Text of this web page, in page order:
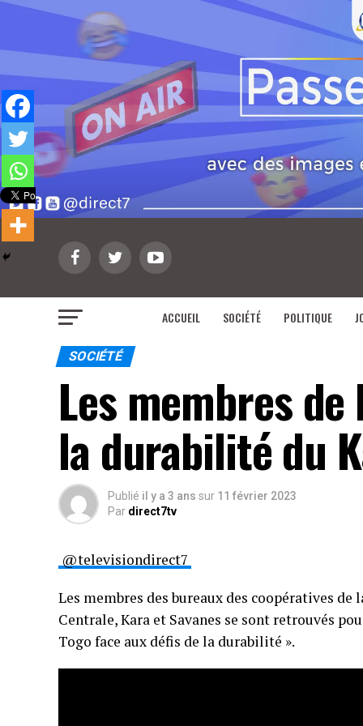
ACCUEIL SOCIÉTÉ POLITIQUE
SOCIÉTÉ
Les membres
la durabilité du
Publié il y a 3 ans sur 11 février 2023
Par direct7tv
@televisiondirect7
Les membres des bureaux des coopératives
Centrale, Kara et Savanes se sont retrouvés
Togo face aux défis de la durabilité ».